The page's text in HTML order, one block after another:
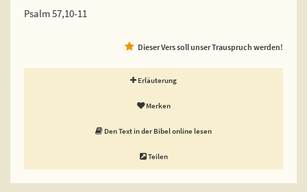
Psalm 57,10-11
Dieser Vers soll unser Trauspruch werden!
Erläuterung
Merken
Den Text in der Bibel online lesen
Teilen